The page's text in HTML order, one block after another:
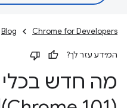
Chrome for Developers
Blog
המידע עזר לך?
מה חדש בכלי